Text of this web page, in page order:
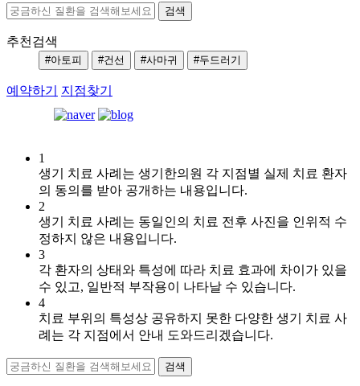
추천검색
#아토피 #건선 #사마귀 #두드러기
예약하기 지점찾기
에
피
1
생기 치료 사례는 생기한의원 각 지점별 실제 치료 환자
의 동의를 받아 공개하는 내용입니다.
2
생기 치료 사례는 동일인의 치료 전후 사진을 인위적 수
정하지 않은 내용입니다.
3
각 환자의 상태와 특성에 따라 치료 효과에 차이가 있을
수 있고, 일반적 부작용이 나타날 수 있습니다.
4
치료 부위의 특성상 공유하지 못한 다양한 생기 치료 사
례는 각 지점에서 안내 도와드리겠습니다.